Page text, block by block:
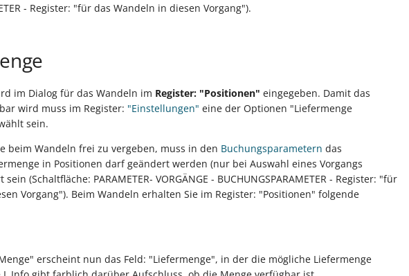
- Register: "für das Wandeln in diesen Vorgang").
im Dialog für das Wandeln im Register: "Positionen" eingegeben. Damit das
wird muss im Register: "Einstellungen" eine der Optionen "Liefermenge
sein.
beim Wandeln frei zu vergeben, muss in den Buchungsparametern das
in Positionen darf geändert werden (nur bei Auswahl eines Vorgangs
(Schaltfläche: PARAMETER- VORGÄNGE - BUCHUNGSPARAMETER - Register: "für
Vorgang"). Beim Wandeln erhalten Sie im Register: "Positionen" folgende
erscheint nun das Feld: "Liefermenge", in der die mögliche Liefermenge